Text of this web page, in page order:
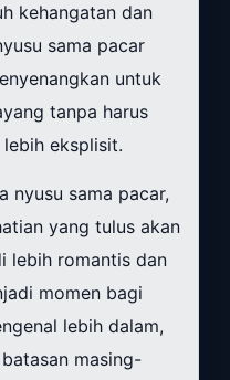
kehangatan dan
sama pacar
untuk
tanpa harus
eksplisit.
nyusu sama pacar,
yang tulus akan
lebih romantis dan
momen bagi
lebih dalam,
masing-